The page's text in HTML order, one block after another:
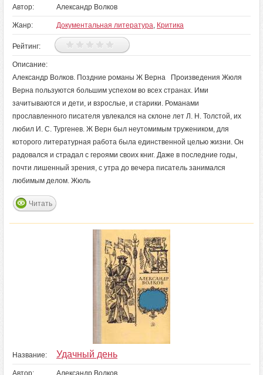
Автор: Александр Волков
Жанр: Документальная литература, Критика
Рейтинг:
Описание:
Александр Волков. Поздние романы Ж Верна Произведения Жюля
Верна пользуются большим успехом во всех странах. Ими
зачитываются и дети, и взрослые, и старики. Романами
прославленного писателя увлекался на склоне лет Л. Н. Толстой, их
любил И. С. Тургенев. Ж Верн был неутомимым тружеником, для
которого литературная работа была единственной целью жизни. Он
радовался и страдал с героями своих книг. Даже в последние годы,
почти лишенный зрения, с утра до вечера писатель занимался
любимым делом. Жюль
Читать
Название: Удачный день
Автор: Александр Волков